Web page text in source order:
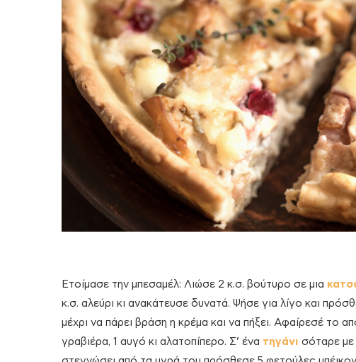
Ετοίμασε την μπεσαμέλ: Λιώσε 2 κ.σ. βούτυρο σε μια
κ.σ. αλεύρι κι ανακάτευσε δυνατά. Ψήσε για λίγο και
μέχρι να πάρει βράση η κρέμα και να πήξει. Αφαίρεσέ το
γραβιέρα, 1 αυγό κι αλατοπίπερο. Σ’ ένα τηγάνι σόταρε με